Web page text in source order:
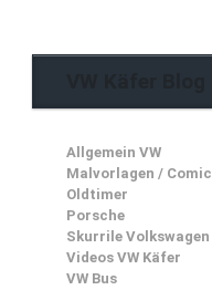
Allgemein VW
Malvorlagen / Comic
Oldtimer
Porsche
Skurrile Volkswagen
Videos VW Käfer
VW Bus